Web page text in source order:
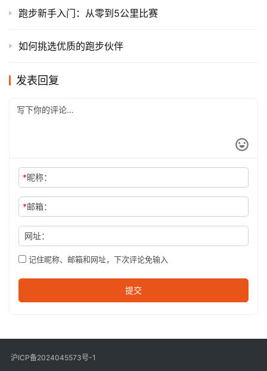
跑步新手入门：从零到5公里比赛
如何挑选优质的跑步伙伴
发表回复
*昵称：
*邮箱：
网址：
记住昵称、邮箱和网址，下次评论免输入
提交
沪ICP备2024045573号-1